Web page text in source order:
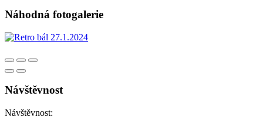
Náhodná fotogalerie
Návštěvnost
Návštěvnost: